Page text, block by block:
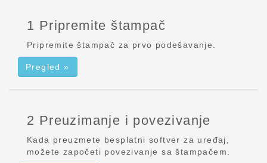
1 Pripremite štampač
Pripremite štampač za prvo podešavanje.
Pregled »
2 Preuzimanje i povezivanje
Kada preuzmete besplatni softver za uređaj,
možete započeti povezivanje sa štampačem.